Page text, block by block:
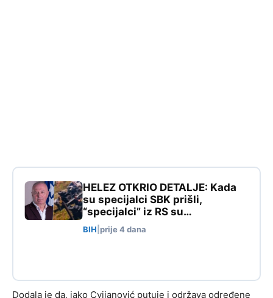
HELEZ OTKRIO DETALJE: Kada
su specijalci SBK prišli,
“specijalci” iz RS su…
BIH prije 4 dana
Dodala je da, iako Cvijanović putuje i održava određene